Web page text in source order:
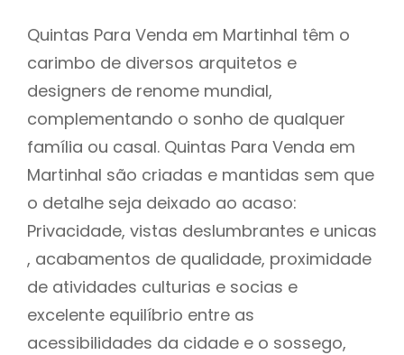
Quintas Para Venda em Martinhal têm o
carimbo de diversos arquitetos e
designers de renome mundial,
complementando o sonho de qualquer
família ou casal. Quintas Para Venda em
Martinhal são criadas e mantidas sem que
o detalhe seja deixado ao acaso:
Privacidade, vistas deslumbrantes e unicas
, acabamentos de qualidade, proximidade
de atividades culturias e socias e
excelente equilíbrio entre as
acessibilidades da cidade e o sossego,